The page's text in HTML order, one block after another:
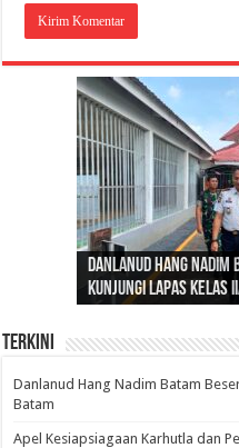
Danlanud Hang Nadim
Kunjungi Lapas Kelas
Silaturahmi dan Reses
Jambi Bahas
Gubernur Al Haris:
Edukasi
Penerus
Gubernur Al Haris
Cepat Beroperasi Agar
Penuhi Kebutuhannya
Sosok Fenomenal
Nusantara: Ratu
dengan Pengaruh
Terkini
Danlanud Hang Nadim Batam
Batam
Apel Kesiapsiagaan Karhutla dan